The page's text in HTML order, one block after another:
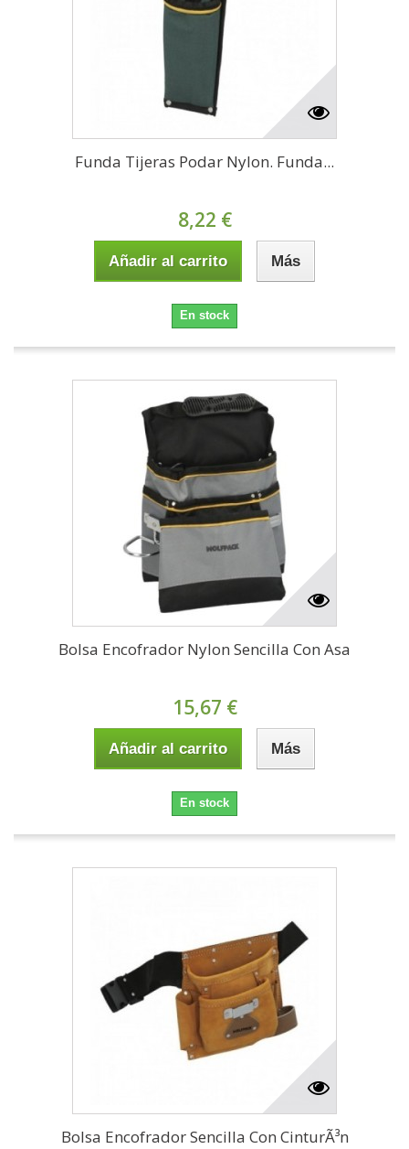
Funda Tijeras Podar Nylon. Funda...
8,22 €
Añadir al carrito Más
En stock
Bolsa Encofrador Nylon Sencilla Con Asa
15,67 €
Añadir al carrito Más
En stock
Bolsa Encofrador Sencilla Con CinturÃ³n